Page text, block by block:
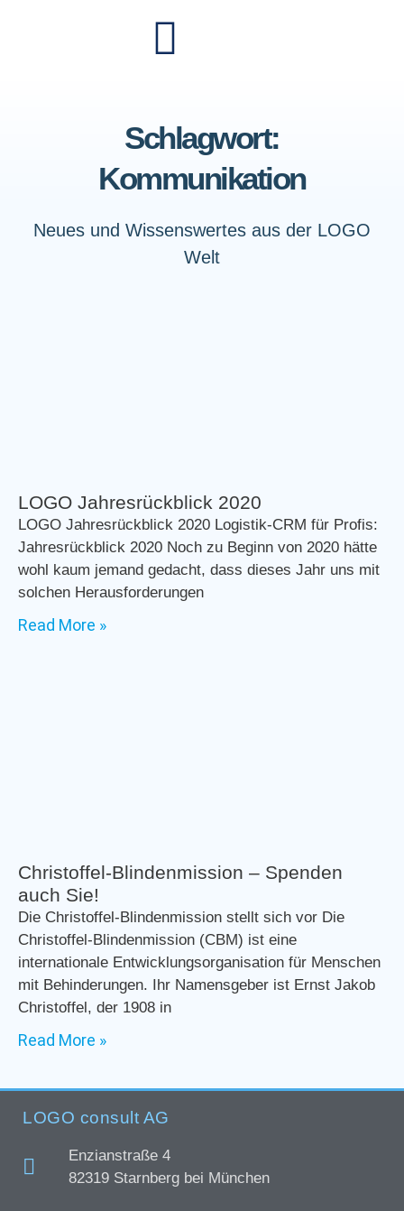
Schlagwort:
Kommunikation
Neues und Wissenswertes aus der LOGO
Welt
LOGO Jahresrückblick 2020
LOGO Jahresrückblick 2020 Logistik-CRM für Profis:
Jahresrückblick 2020 Noch zu Beginn von 2020 hätte
wohl kaum jemand gedacht, dass dieses Jahr uns mit
solchen Herausforderungen
Read More »
Christoffel-Blindenmission – Spenden
auch Sie!
Die Christoffel-Blindenmission stellt sich vor Die
Christoffel-Blindenmission (CBM) ist eine
internationale Entwicklungsorganisation für Menschen
mit Behinderungen. Ihr Namensgeber ist Ernst Jakob
Christoffel, der 1908 in
Read More »
LOGO consult AG
Enzianstraße 4
82319 Starnberg bei München